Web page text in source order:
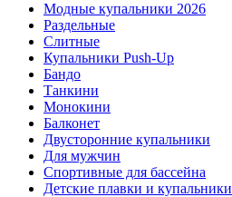
Модные купальники 2026
Раздельные
Слитные
Купальники Push-Up
Бандо
Танкини
Монокини
Балконет
Двусторонние купальники
Для мужчин
Спортивные для бассейна
Детские плавки и купальники